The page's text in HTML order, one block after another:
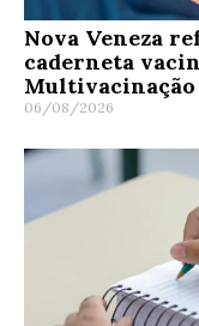
Nova Veneza
caderneta
Multivacinação
06/08/2026